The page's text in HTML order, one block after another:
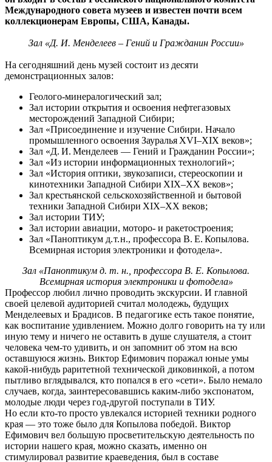
Международного совета музеев и известен почти всем
коллекционерам Европы, США, Канады.
Зал «Д. И. Менделеев – Гений и Гражданин России»
На сегодняшний день музей состоит из десяти
демонстрационных залов:
Геолого-минералогический зал;
Зал истории открытия и освоения нефтегазовых
месторождений Западной Сибири;
Зал «Присоединение и изучение Сибири. Начало
промышленного освоения Зауралья XVI–XIX веков»;
Зал «Д. И. Менделеев — Гений и Гражданин России»;
Зал «Из истории информационных технологий»;
Зал «История оптики, звукозаписи, стереоскопии и
кинотехники Западной Сибири XIX–XX веков»;
Зал крестьянской сельскохозяйственной и бытовой
техники Западной Сибири XIX–XX веков;
Зал истории ТИУ;
Зал истории авиации, моторо- и ракетостроения;
Зал «Паноптикум д. т. н., профессора В. Е. Копылова.
Всемирная история электроники и фотодела».
Зал «Паноптикум д. т. н., профессора В. Е. Копылова.
Всемирная история электроники и фотодела»
Профессор любил лично проводить экскурсии. И главной
своей целевой аудиторией считал молодежь, будущих
Менделеевых и Брадисов. В педагогике есть такое понятие,
как воспитание удивлением. Можно долго говорить на ту или
иную тему и ничего не оставить в душе слушателя, а стоит
человека чем-то удивить, и он запомнит об этом на всю
оставшуюся жизнь. Виктор Ефимович поражал юные умы
какой-нибудь раритетной технической диковинкой, а потом
пытливо вглядывался, кто попался в его «сети». Было немало
случаев, когда, заинтересовавшись каким-либо экспонатом,
молодые люди через год-другой поступали в ТИУ.
Но если кто-то просто увлекался историей техники родного
края — это тоже было для Копылова победой. Виктор
Ефимович вел большую просветительскую деятельность по
истории нашего края, можно сказать, именно он
стимулировал развитие краеведения, был в составе